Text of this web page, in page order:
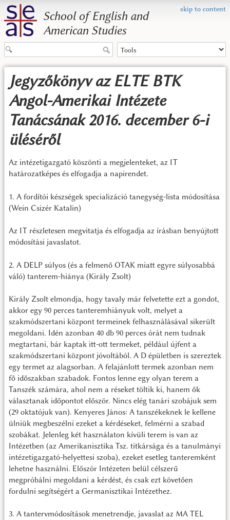
skip to content
School of English and
American Studies
Jegyzőkönyv az ELTE BTK
Angol-Amerikai Intézete
Tanácsának 2016. december 6-i
üléséről
Az intézetigazgató köszönti a megjelenteket, az IT
határozatképes és elfogadja a napirendet.
1. A fordítói készségek specializáció tanegység-lista módosítása
(Wein Csizér Katalin)
Az IT részletesen megvitatja és elfogadja az írásban benyújtott
módosítási javaslatot.
2. A DELP súlyos (és a felmenő OTAK miatt egyre súlyosabbá
váló) tanterem-hiánya (Király Zsolt)
Király Zsolt elmondja, hogy tavaly már felvetette ezt a gondot,
akkor egy 90 perces tanteremhiányuk volt, melyet a
szakmódszertani központ termeinek felhasználásával sikerült
megoldani. Idén azonban 40 db 90 perces órát nem tudnak
megtartani, bár kaptak itt-ott termeket, például újfent a
szakmódszertani központ jóvoltából. A D épületben is szereztek
egy termet az alagsorban. A felajánlott termek azonban nem
fő időszakban szabadok. Fontos lenne egy olyan terem a
Tanszék számára, ahol nem a réseket töltik ki, hanem ők
választanak időpontot először. Nincs elég tanári szobájuk sem
(29 oktatójuk van). Kenyeres János: A tanszékeknek le kellene
ülniük megbeszélni ezeket a kérdéseket, felmérni a szabad
szobákat. Jelenleg két használaton kívüli terem is van az
Intézetben (az Amerikanisztika Tsz. titkársága és a tanulmányi
intézetigazgató-helyettesi szoba), ezeket esetleg tanteremként
lehetne használni. Először Intézeten belül célszerű
megpróbálni megoldani a kérdést, és csak ezt követően
fordulni segítségért a Germanisztikai Intézethez.
3. A tantervmódosítások menetrendje, javaslat az MA TEL